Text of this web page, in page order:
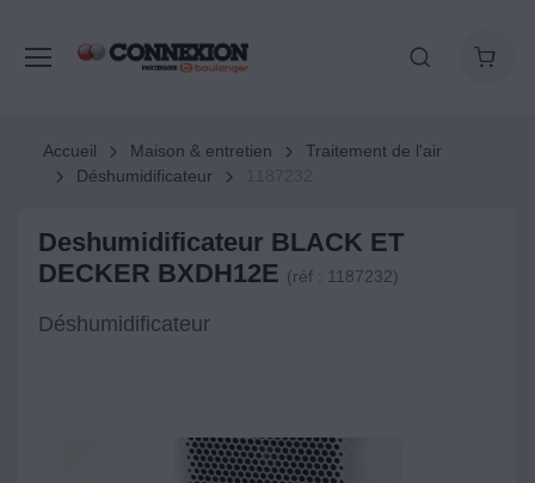
Accueil Maison & entretien
Traitement de l'air
Déshumidificateur
Deshumidificateur BLACK ET
DECKER BXDH12E (réf : 1187232)
Déshumidificateur